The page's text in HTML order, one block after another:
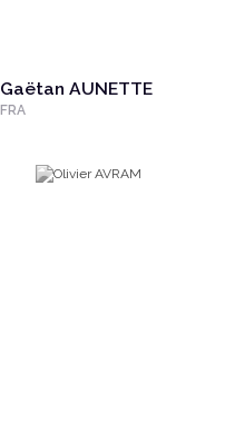
Gaëtan AUNETTE
FRA